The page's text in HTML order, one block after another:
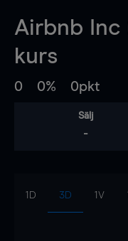
Airbnb Inc
kurs
0 0% 0pkt
Sälj
-
1D 3D 1V